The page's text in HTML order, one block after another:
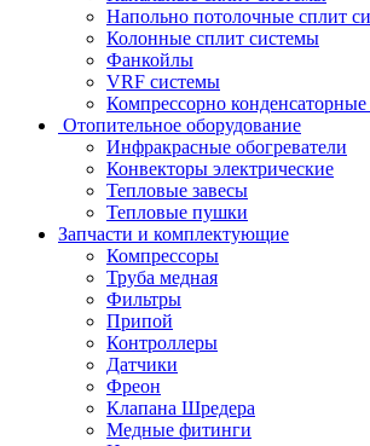
Напольно потолочные сплит
Колонные сплит системы
Фанкойлы
VRF системы
Компрессорно конденсаторные
Отопительное оборудование
Инфракрасные обогреватели
Конвекторы электрические
Тепловые завесы
Тепловые пушки
Запчасти и комплектующие
Компрессоры
Труба медная
Фильтры
Припой
Контроллеры
Датчики
Фреон
Клапана Шредера
Медные фитинги